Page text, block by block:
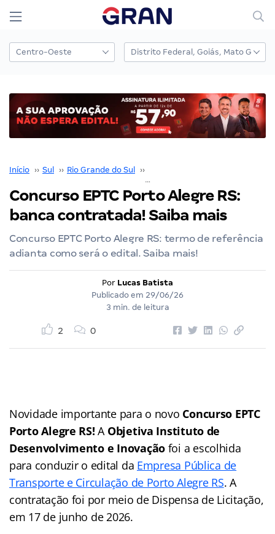
Início ›› Sul ›› Rio Grande do Sul ››
Concurso EPTC Porto Alegre RS:
banca contratada! Saiba mais
Concurso EPTC Porto Alegre RS: termo de referência
adianta como será o edital. Saiba mais!
Por Lucas Batista
Publicado em 29/06/26
3 min. de leitura
2 0
Novidade importante para o novo Concurso EPTC
Porto Alegre RS! A Objetiva Instituto de
Desenvolvimento e Inovaçãofoi a escolhida
para conduzir o edital da Empresa Pública de
Transporte e Circulação de Porto Alegre RS. A
contratação foi por meio de Dispensa de Licitação,
em 17 de junho de 2026.